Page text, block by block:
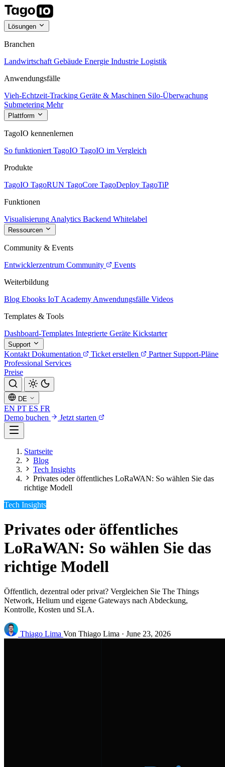
Lösungen
Branchen
Landwirtschaft Gebäude Energie Industrie Logistik
Anwendungsfälle
Vieh-Echtzeit-Tracking Geräte & Maschinen Silo-Überwachung
Submetering Mehr
Plattform
TagoIO kennenlernen
So funktioniert TagoIO TagoIO im Vergleich
Produkte
TagoIO TagoRUN TagoCore TagoDeploy TagoTiP
Funktionen
Visualisierung Analytics Backend Whitelabel
Ressourcen
Community & Events
Entwicklerzentrum Community
Events
Weiterbildung
Blog Ebooks IoT Academy Anwendungsfälle Videos
Templates & Tools
Dashboard-Templates Integrierte Geräte Kickstarter
Support
Kontakt Dokumentation Ticket erstellen Partner Support-Pläne
Professional Services
Preise
DE
EN PT ES FR
Demo buchen
Jetzt starten
Startseite
Blog
Tech Insights
Privates oder öffentliches LoRaWAN: So wählen Sie das
richtige Modell
Tech Insights
Privates oder öffentliches
LoRaWAN: So wählen Sie das
richtige Modell
Öffentlich, dezentral oder privat? Vergleichen Sie The Things
Network, Helium und eigene Gateways nach Abdeckung,
Kontrolle, Kosten und SLA.
Thiago Lima Von Thiago Lima · June 23, 2026